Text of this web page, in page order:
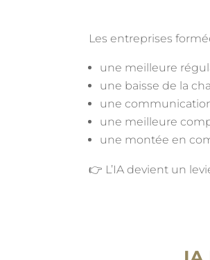
Les entreprises
une meilleure
une baisse de la
une
une meilleure
une montée en
👉 L’IA devient un